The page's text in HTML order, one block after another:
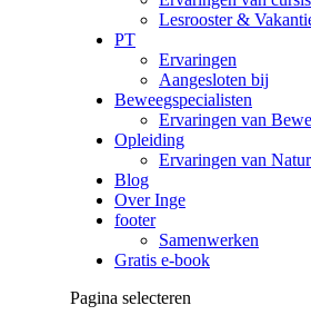
Lesrooster &
PT
Ervaringen
Aangesloten bij
Beweegspecialisten
Ervaringen van
Opleiding
Ervaringen van
Blog
Over Inge
footer
Samenwerken
Gratis e-book
Pagina selecteren